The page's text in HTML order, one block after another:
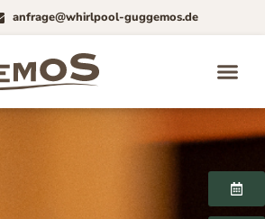
anfrage@whirlpool-guggemos.de